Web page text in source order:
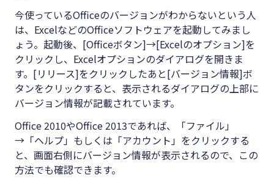
今使っているOfficeのバージョンがわからないという人
は、ExcelなどのOfficeソフトウェアを起動してみまし
ょう。起動後、[Officeボタン]→[Excelのオプション]を
クリックし、Excelオプションのダイアログを開きま
す。[リリース]をクリックしたあと[バージョン情報]ボ
タンをクリックすると、表示されるダイアログの上部に
バージョン情報が記載されています。
Office 2010やOffice 2013であれば、「ファイル」
→「ヘルプ」もしくは「アカウント」をクリックする
と、画面右側にバージョン情報が表示されるので、この
方法でも確認できます。